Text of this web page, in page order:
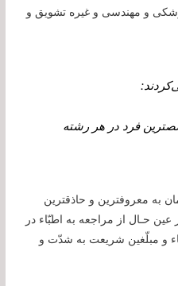
و مهندسى و غيره تشويق و
فرد در هر رشته
به معروف‏ترين و حاذق‏ترين
حـال از مراجعه به اطبّاء در
و مبلّغين شريعت به شدّت و